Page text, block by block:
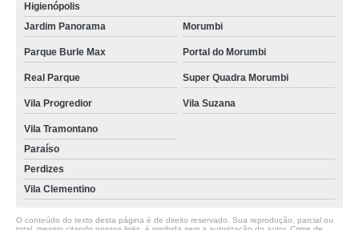
Higienópolis
Jardim Panorama
Morumbi
Parque Burle Max Portal do Morumbi
Real Parque Super Quadra Morumbi
Vila Progredior Vila Suzana
Vila Tramontano
Paraíso
Perdizes
Vila Clementino
O conteúdo do texto desta página é de direito reservado. Sua reprodução, parcial ou